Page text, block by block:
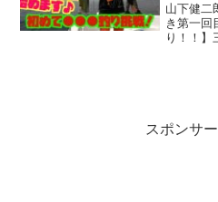
山下健二
き第一
り！！】
ネルを
スポンサ